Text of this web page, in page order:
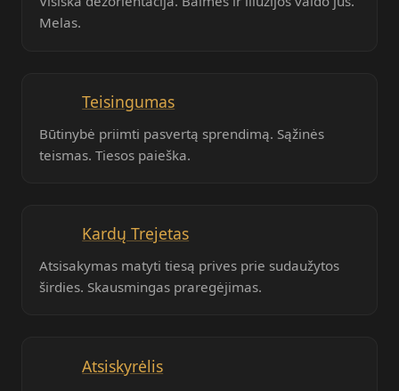
Melas.
Teisingumas
Būtinybė priimti pasvertą sprendimą. Sąžinės
teismas. Tiesos paieška.
Kardų Trejetas
Atsisakymas matyti tiesą prives prie sudaužytos
širdies. Skausmingas praregėjimas.
Atsiskyrėlis